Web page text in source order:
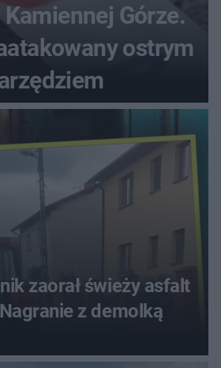
Górze.
ostrym
zaorał świeży asfalt
z demolką